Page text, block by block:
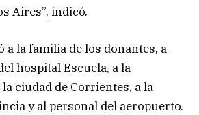
Aires”, indicó.
a la familia de los donantes, a
hospital Escuela, a la
ciudad de Corrientes, a la
y al personal del aeropuerto.